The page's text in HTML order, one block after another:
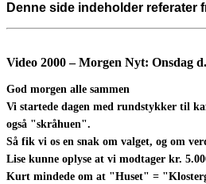
Denne side indeholder referater
Video 2000 – Morgen Nyt: Onsdag d.
God morgen alle sammen
Vi startede dagen med rundstykker til
også "skråhuen".
Så fik vi os en snak om valget, og om
Lise kunne oplyse at vi modtager kr.
Kurt mindede om at "Huset" =